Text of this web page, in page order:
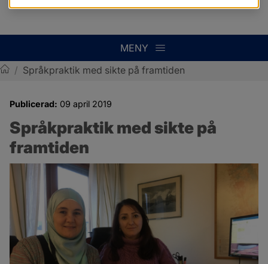
MENY
/ Språkpraktik med sikte på framtiden
Publicerad: 09 april 2019
Språkpraktik med sikte på
framtiden